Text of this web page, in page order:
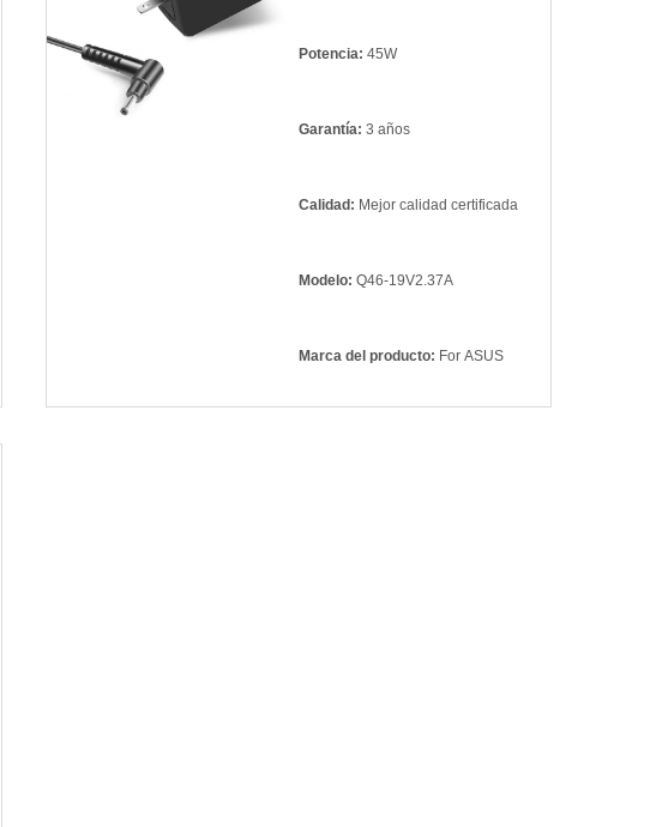
Potencia: 45W
Garantía: 3 años
Calidad: Mejor calidad certificada
Modelo: Q46-19V2.37A
Marca del producto: For ASUS